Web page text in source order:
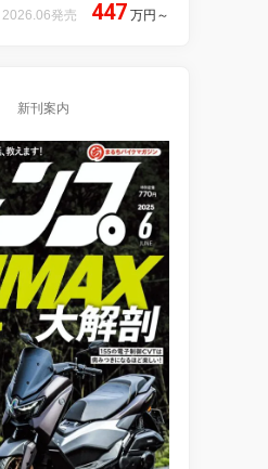
2026.06発売 447 万円 ～
新刊案内